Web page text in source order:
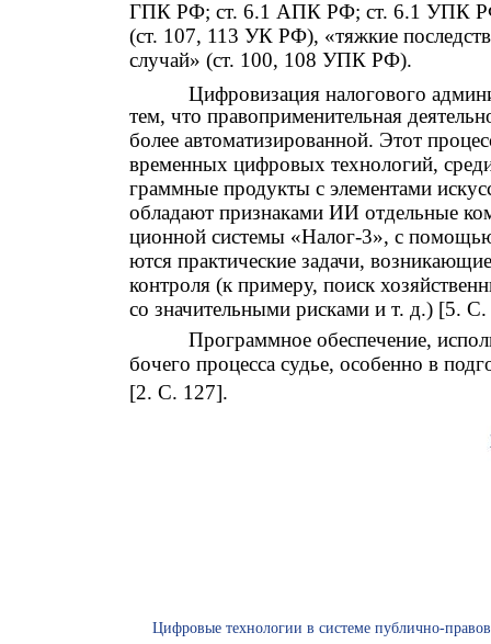
ГПК РФ; ст. 6.1 АПК РФ; ст. 6.1 УПК
(ст. 107, 113 УК РФ), «тяжкие
случай» (ст. 100, 108 УПК РФ).
Цифровизация налогового
тем, что правоприменительная
более автоматизированной. Этот
временных цифровых технологий,
граммные продукты с элементами
обладают признаками ИИ отдельные
ционной системы «Налог-3», с
ются практические задачи,
контроля (к примеру, поиск
со значительными рисками и т. д.) [5.
Программное обеспечение,
бочего процесса судье, особенно в
[2. С. 127].
Цифровые технологии в системе публично-